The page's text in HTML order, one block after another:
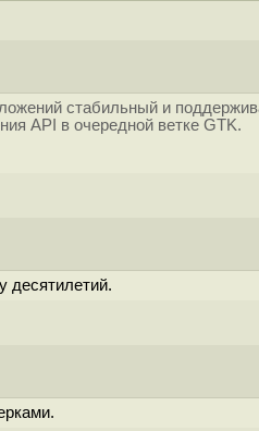
стабильный и
API в очередной ветке GTK.
десятилетий.